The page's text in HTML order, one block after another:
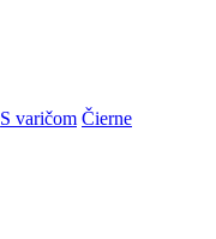
S varičom Čierne